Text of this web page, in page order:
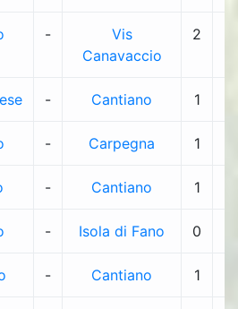
-
Vis
Canavaccio
2
- Cantiano 1
- Carpegna 1
- Cantiano 1
- Isola di Fano 0
- Cantiano 1